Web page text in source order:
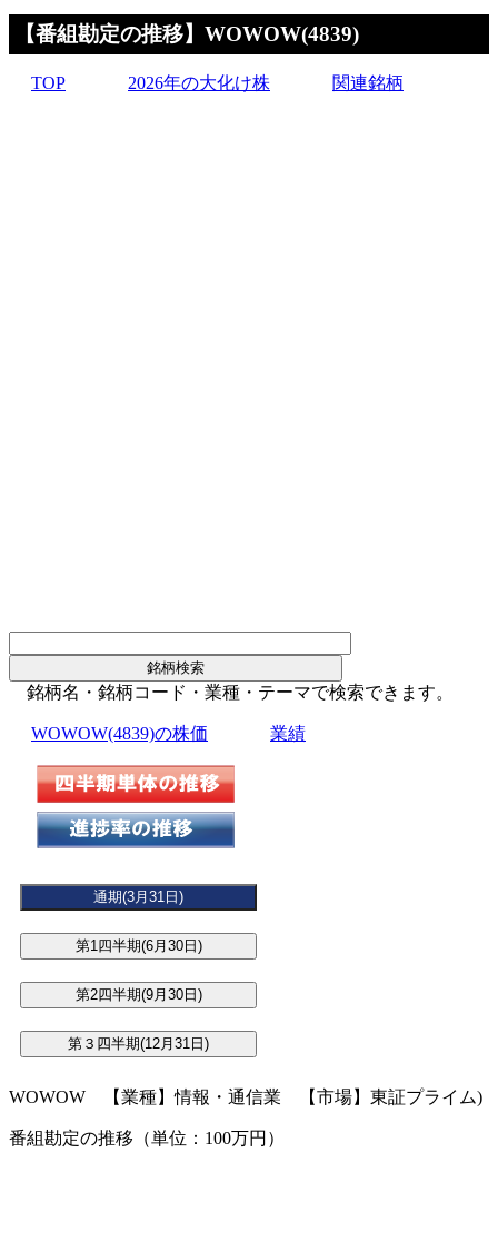
【番組勘定の推移】WOWOW(4839)
TOP 2026年の大化け株 関連銘柄
銘柄名・銘柄コード・業種・テーマで検索できます。
WOWOW(4839)の株価 業績
WOWOW 【業種】情報・通信業 【市場】東証プライム)
番組勘定の推移（単位：100万円）